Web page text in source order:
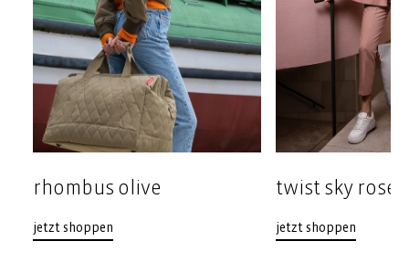
rhombus olive
jetzt shoppen
twist sky rose
jetzt shoppen